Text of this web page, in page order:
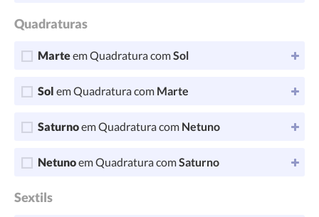
Quadraturas
Marteem Quadratura comSol
Sol em Quadratura com Marte
Saturnoem Quadratura com Netuno
Netunoem Quadratura comSaturno
Sextils